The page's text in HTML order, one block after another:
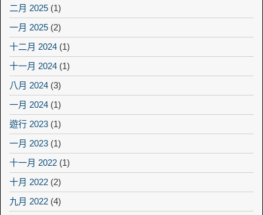
二月 2025 (1)
一月 2025 (2)
十二月 2024 (1)
十一月 2024 (1)
八月 2024 (3)
一月 2024 (1)
遊行 2023 (1)
一月 2023 (1)
十一月 2022 (1)
十月 2022 (2)
九月 2022 (4)